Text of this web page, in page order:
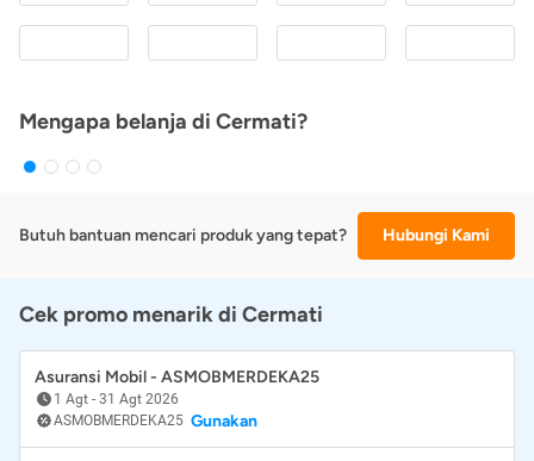
Mengapa belanja di Cermati?
Butuh bantuan mencari produk yang tepat? Hubungi Kami
Cek promo menarik di Cermati
Asuransi Mobil - ASMOBMERDEKA25
1 Agt - 31 Agt 2026
ASMOBMERDEKA25 Gunakan